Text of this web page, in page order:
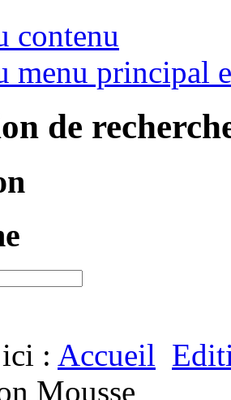
contenu
menu principal
de
: Accueil
Mousse